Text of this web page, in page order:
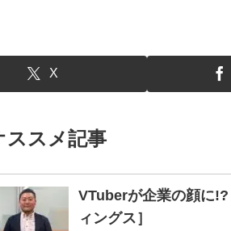
X
ススメ記事
VTuberが企業の顔に
ィングス］